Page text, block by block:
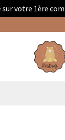
votre 1ère